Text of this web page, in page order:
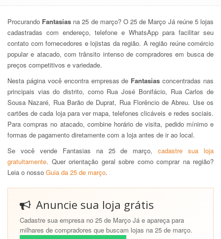
Procurando Fantasias na 25 de março? O 25 de Março Já reúne 5 lojas
cadastradas com endereço, telefone e WhatsApp para facilitar seu
contato com fornecedores e lojistas da região. A região reúne comércio
popular e atacado, com trânsito intenso de compradores em busca de
preços competitivos e variedade.
Nesta página você encontra empresas de Fantasias concentradas nas
principais vias do distrito, como Rua José Bonifácio, Rua Carlos de
Sousa Nazaré, Rua Barão de Duprat, Rua Florêncio de Abreu. Use os
cartões de cada loja para ver mapa, telefones clicáveis e redes sociais.
Para compras no atacado, combine horário de visita, pedido mínimo e
formas de pagamento diretamente com a loja antes de ir ao local.
Se você vende Fantasias na 25 de março,cadastre sua loja
gratuitamente. Quer orientação geral sobre como comprar na região?
Leia o nosso Guia da 25 de março.
Anuncie sua loja grátis
Cadastre sua empresa no 25 de Março Já e apareça para
milhares de compradores que buscam lojas na 25 de março.